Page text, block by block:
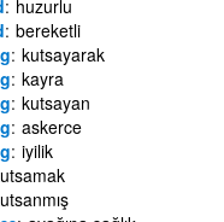
huzurlu
bereketli
kutsayarak
kayra
kutsayan
askerce
iyilik